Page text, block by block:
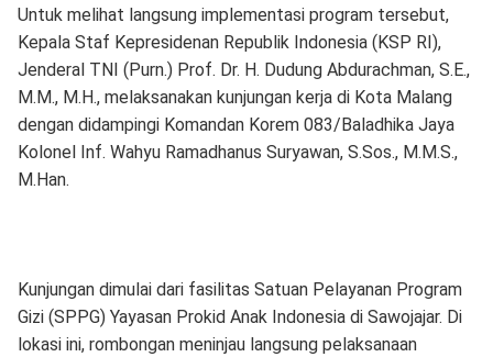
Untuk melihat langsung implementasi program tersebut,
Kepala Staf Kepresidenan Republik Indonesia (KSP RI),
Jenderal TNI (Purn.) Prof. Dr. H. Dudung Abdurachman, S.E.,
M.M., M.H., melaksanakan kunjungan kerja di Kota Malang
dengan didampingi Komandan Korem 083/Baladhika Jaya
Kolonel Inf. Wahyu Ramadhanus Suryawan, S.Sos., M.M.S.,
M.Han.
Kunjungan dimulai dari fasilitas Satuan Pelayanan Program
Gizi (SPPG) Yayasan Prokid Anak Indonesia di Sawojajar. Di
lokasi ini, rombongan meninjau langsung pelaksanaan